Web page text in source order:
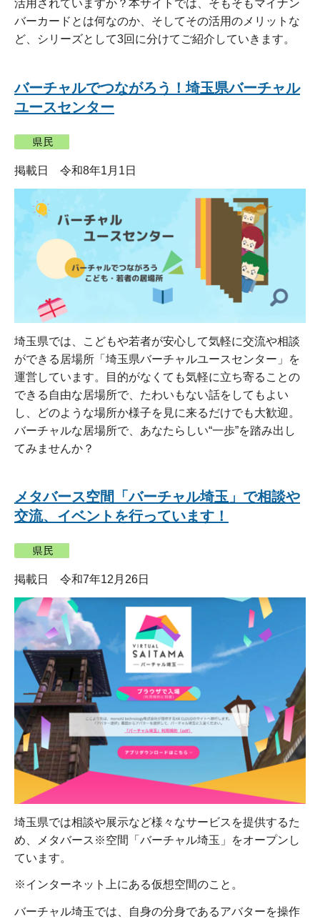
活用されていますか？本サイトでは、そもそもマイナン
バーカードとは何なのか、そしてその活用のメリットな
ど、シリーズとして3回に分けてご紹介していきます。
バーチャルでつながろう！埼玉県バーチャル
ユースセンター
掲載日 令和8年1月1日
埼玉県では、こどもや若者が安心して気軽に交流や相談
ができる居場所「埼玉県バーチャルユースセンター」を
運営しています。目的がなくても気軽に立ち寄ることの
できる自由な居場所で、たわいもない話をしてもよい
し、どのような場所か様子を見に来るだけでも大歓迎。
バーチャルな居場所で、あなたらしい“一歩”を踏み出し
てみませんか？
メタバース空間「バーチャル埼玉」で相談や
交流、イベントを行っています！
掲載日 令和7年12月26日
埼玉県では相談や展示など様々なサービスを提供するた
め、メタバース※空間「バーチャル埼玉」をオープンし
ています。
※インターネット上にある仮想空間のこと。
バーチャル埼玉では、自身の分身であるアバターを操作